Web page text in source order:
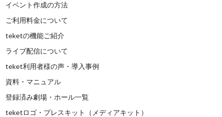
イベント作成の方法
ご利用料金について
teketの機能ご紹介
ライブ配信について
teket利用者様の声・導入事例
資料・マニュアル
登録済み劇場・ホール一覧
teketロゴ・プレスキット（メディアキット）